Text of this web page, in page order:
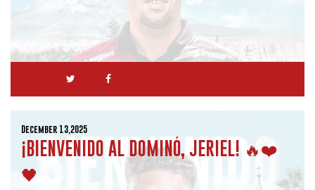
December 13,2025
¡BIENVENIDO AL DOMINÓ, JERIEL! 🔥❤️
🖤